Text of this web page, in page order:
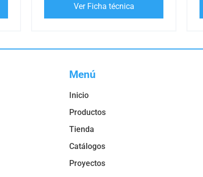
Ver Ficha técnica
Menú
Inicio
Productos
Tienda
Catálogos
Proyectos